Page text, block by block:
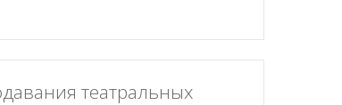
театральных